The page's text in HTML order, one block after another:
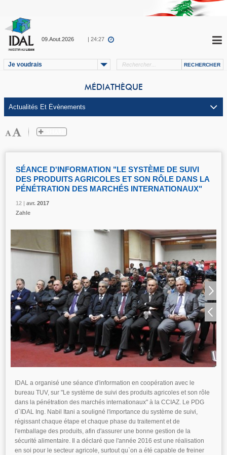
09.Aout.2026 | 24:27
Je voudrais
MÉDIATHÈQUE
12 | avr. 2017
SÉANCE D'INFORMATION "LE SYSTÈME DE SUIVI
DES PRODUITS AGRICOLES ET SON RÔLE DANS LA
PÉNÉTRATION DES MARCHÉS INTERNATIONAUX"
12 | avr. 2017
Zahle
12 | avr. 2017
12 | avr. 2017
IDAL a organisé une séance d'information en coopération avec le
bureau TUV, sur "Le système de suivi des produits agricoles et son rôle
dans la pénétration des marchés internationaux" à la CCIAZ. Le PDG
d`IDAL Ing. Nabil Itani a souligné l'importance du système de suivi,
régissant chaque étape et chaque phase du traitement et de
l'emballage des produits, afin d'assurer une bonne gestion de la
sécurité alimentaire. Il a déclaré que l'année 2016 est une réalisation
en soi pour le secteur agricole, surtout qu`on a été capable de freiner